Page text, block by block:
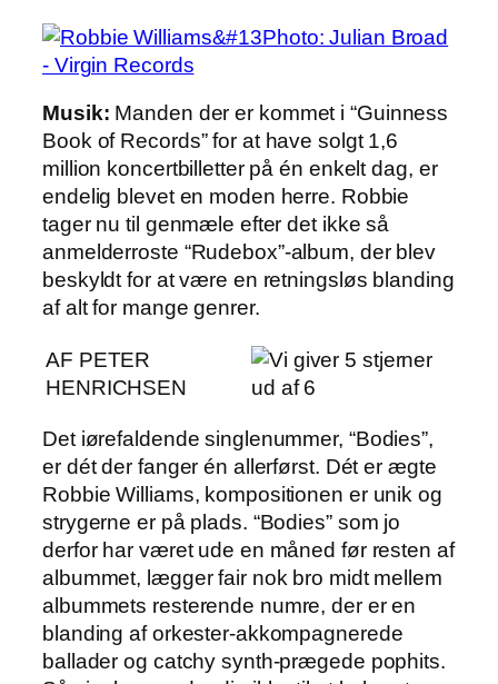
Musik: Manden der er kommet i “Guinness
Book of Records” for at have solgt 1,6
million koncertbilletter på én enkelt dag, er
endelig blevet en moden herre. Robbie
tager nu til genmæle efter det ikke så
anmelderroste “Rudebox”-album, der blev
beskyldt for at være en retningsløs blanding
af alt for mange genrer.
AF PETER
HENRICHSEN
Det iørefaldende singlenummer, “Bodies”,
er dét der fanger én allerførst. Dét er ægte
Robbie Williams, kompositionen er unik og
strygerne er på plads. “Bodies” som jo
derfor har været ude en måned før resten af
albummet, lægger fair nok bro midt mellem
albummets resterende numre, der er en
blanding af orkester-akkompagnerede
ballader og catchy synth-prægede pophits.